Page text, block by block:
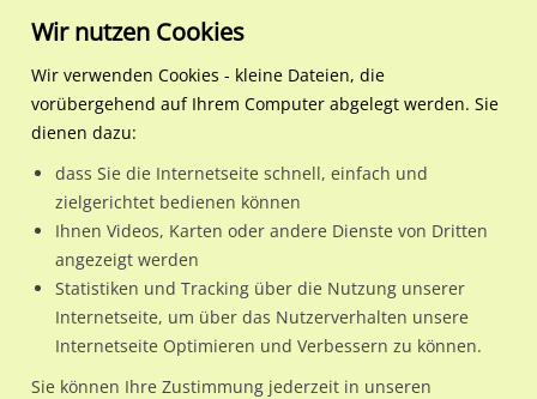
Regionale Plakatwerbung
Nordrhein-
Herne, Stadt
Mont-Cenis-Str. 267 /
44627 / Herne, Stadt / Sodingen
Nutze günstige Werbemöglichkeiten am Standort Mont-
Cenis-Str. 267 /Edeka/geg. Eingangim Ortsteil Sodingen)
Wir nutzen Cookies
Wir verwenden Cookies - kleine Dateien, die
vorübergehend auf Ihrem Computer abgelegt werden. Sie
dienen dazu:
dass Sie die Internetseite schnell, einfach und
zielgerichtet bedienen können
Ihnen Videos, Karten oder andere Dienste von Dritten
angezeigt werden
Statistiken und Tracking über die Nutzung unserer
Internetseite, um über das Nutzerverhalten unsere
Internetseite Optimieren und Verbessern zu können.
Sie können Ihre Zustimmung jederzeit in unseren